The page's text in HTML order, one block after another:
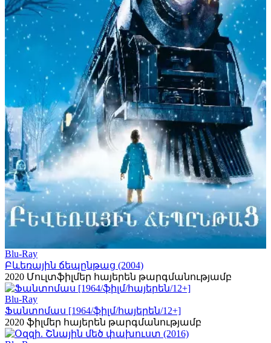
Blu-Ray
Բևեռային ճեպընթաց (2004)
2020 Մուլտֆիլմեր հայերեն թարգմանությամբ
Blu-Ray
Ֆանտոմաս [1964/ֆիլմ/հայերեն/12+]
2020 ֆիլմեր հայերեն թարգմանությամբ